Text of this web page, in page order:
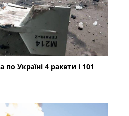
по Україні 4 ракети і 101